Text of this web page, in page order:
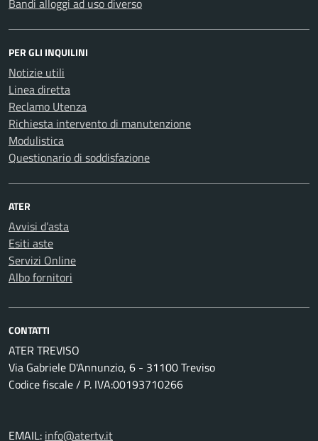
Bandi alloggi ad uso diverso
PER GLI INQUILINI
Notizie utili
Linea diretta
Reclamo Utenza
Richiesta intervento di manutenzione
Modulistica
Questionario di soddisfazione
ATER
Avvisi d’asta
Esiti aste
Servizi Online
Albo fornitori
CONTATTI
ATER TREVISO
Via Gabriele D'Annunzio, 6 - 31100 Treviso
Codice fiscale / P. IVA:00193710266
EMAIL: info@atertv.it